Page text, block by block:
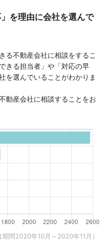
を理由に会社を選んで
る不動産会社に相談をするこ
きる担当者」や「対応の早
を選んでいることがわかりま
動産会社に相談することをお
期間2020年10月～2020年11月）